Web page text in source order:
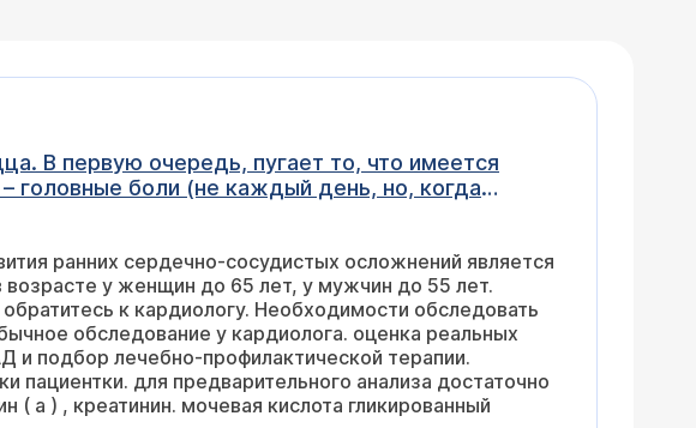
но не знаю на какие исследования
значимого сдвига. Незначительная
Признаков льготной гипертензии нет.
Диастолическая дисфункция 1 типа. Выпота в перикарде нет. Заранее большое спасибо. пожалуйста? Заранее спасибо.
достаточно